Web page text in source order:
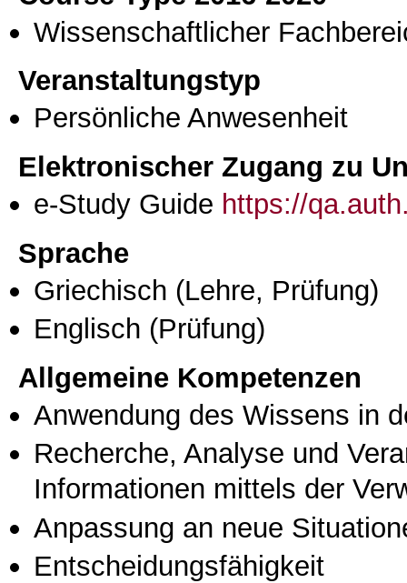
Wissenschaftlicher
Veranstaltungstyp
Persönliche Anwesenheit
Elektronischer Zugang zu
e-Study Guide https://
Sprache
Griechisch (Lehre, Prüfung)
Englisch (Prüfung)
Allgemeine Kompetenzen
Anwendung des Wissens in
Recherche, Analyse und
Informationen mittels der
Anpassung an neue
Entscheidungsfähigkeit